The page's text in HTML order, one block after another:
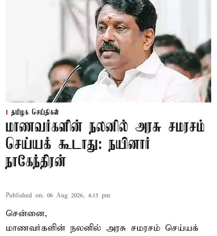
தமிழக செய்திகள்
மாணவர்களின் நலனில் அரசு சமரசம்
செய்யக் கூடாது: நயினார்
நாகேந்திரன்
Published on: 06 Aug 2026, 4:15 pm
சென்னை,
மாணவர்களின் நலனில் அரசு சமரசம் செய்யக்